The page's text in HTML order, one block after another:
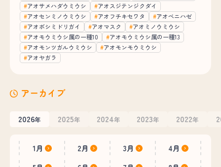
アオサメハダウミウシ
アオスジテンジクダイ
アオセンミノウミウシ
アオフチキセワタ
アオベニハゼ
アオボシミドリガイ
アオマスク
アオミノウミウシ
アオモウミウシ属の一種10
アオモウミウシ属の一種13
アオモンツガルウミウシ
アオモンモウミウシ
アオヤガラ
アーカイブ
2026年 2025年 2024年 2023年 2022年
1月 2月 3月
4月